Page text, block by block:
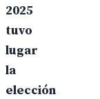
2025
tuvo
lugar
la
elección